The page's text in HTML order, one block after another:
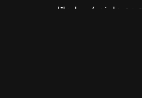
ما ينعكس إيجابًا